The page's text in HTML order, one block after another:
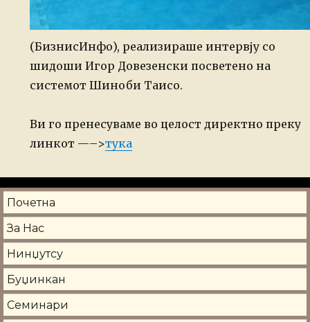
(БизнисИнфо), реализираше интервју со
шидоши Игор Довезенски посветено на
системот Шиноби Таисо.
Ви го пренесуваме во целост директно преку
линкот —–>тука
Почетна
За Нас
Нинџутсу
Буџинкан
Семинари